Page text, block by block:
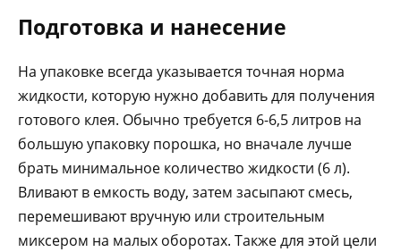
Подготовка и нанесение
На упаковке всегда указывается точная норма
жидкости, которую нужно добавить для получения
готового клея. Обычно требуется 6-6,5 литров на
большую упаковку порошка, но вначале лучше
брать минимальное количество жидкости (6 л).
Вливают в емкость воду, затем засыпают смесь,
перемешивают вручную или строительным
миксером на малых оборотах. Также для этой цели